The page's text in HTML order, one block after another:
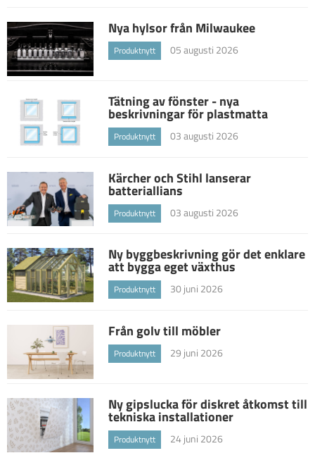
Nya hylsor från Milwaukee
Produktnytt 05 augusti 2026
Tätning av fönster - nya
beskrivningar för plastmatta
Produktnytt 03 augusti 2026
Kärcher och Stihl lanserar
batteriallians
Produktnytt 03 augusti 2026
Ny byggbeskrivning gör det enklare
att bygga eget växthus
Produktnytt 30 juni 2026
Från golv till möbler
Produktnytt 29 juni 2026
Ny gipslucka för diskret åtkomst till
tekniska installationer
Produktnytt 24 juni 2026